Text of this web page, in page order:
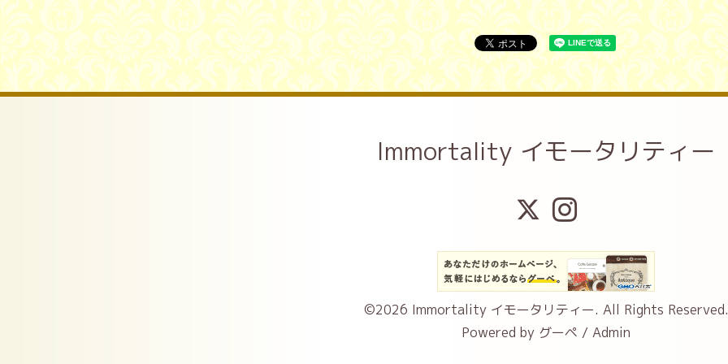
Immortality イモータリティー
©2026 Immortality イモータリティー. All Rights Reserved.
Powered by グーペ / Admin